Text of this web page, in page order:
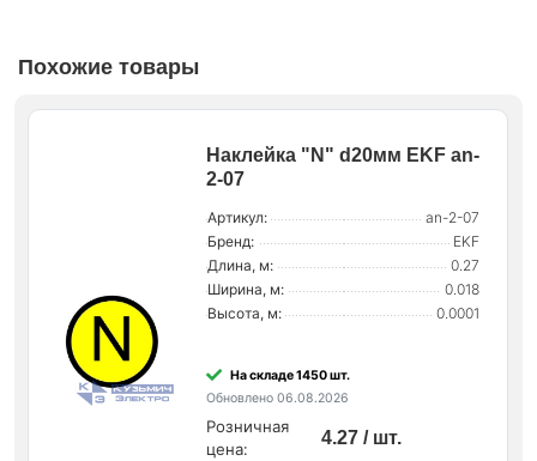
Похожие товары
Наклейка "N" d20мм EKF an-
2-07
Артикул:
an-2-07
Бренд:
EKF
Длина, м:
0.27
Ширина, м:
0.018
Высота, м:
0.0001
На складе 1450 шт.
Обновлено 06.08.2026
Розничная
цена:
4.27 / шт.